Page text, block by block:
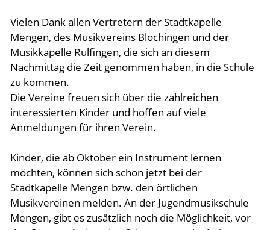
Vielen Dank allen Vertretern der Stadtkapelle
Mengen, des Musikvereins Blochingen und der
Musikkapelle Rulfingen, die sich an diesem
Nachmittag die Zeit genommen haben, in die Schule
zu kommen.
Die Vereine freuen sich über die zahlreichen
interessierten Kinder und hoffen auf viele
Anmeldungen für ihren Verein.
Kinder, die ab Oktober ein Instrument lernen
möchten, können sich schon jetzt bei der
Stadtkapelle Mengen bzw. den örtlichen
Musikvereinen melden. An der Jugendmusikschule
Mengen, gibt es zusätzlich noch die Möglichkeit, vor